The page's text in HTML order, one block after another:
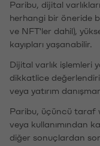
Paribu, dijital
herhangi bir öneride
ve NFT'ler dahil),
kayıpları yaşanabilir.
Dijital varlık işlemleri
dikkatlice
veya yatırım
Paribu, üçüncü taraf
veya kullanımından
diğer sonuçlardan